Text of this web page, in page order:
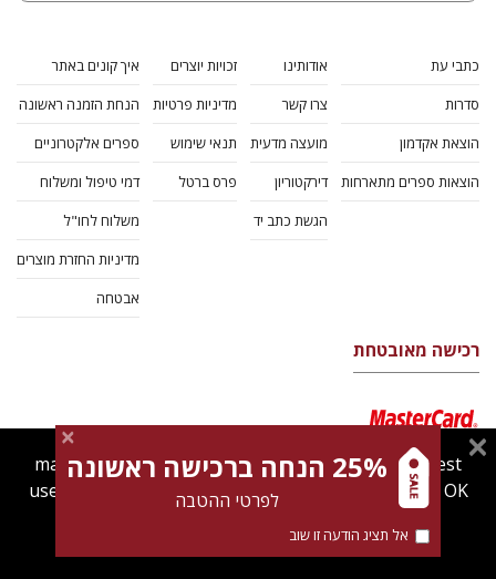
כתבי עת
סדרות
הוצאת אקדמון
הוצאות ספרים מתארחות
אודותינו
צרו קשר
מועצה מדעית
דירקטוריון
הגשת כתב יד
זכויות יוצרים
מדיניות פרטיות
תנאי שימוש
פרס ברטל
איך קונים באתר
הנחת הזמנה ראשונה
ספרים אלקטרוניים
דמי טיפול ומשלוח
משלוח לחו"ל
מדיניות החזרת מוצרים
אבטחה
רכישה מאובטחת
magnespress.co.il uses cookies to give you the best
user experience. Using this website means you're OK
Find out more about ourcookies policy
25% הנחה ברכישה ראשונה
לפרטי ההטבה
אל תציג הודעה זו שוב